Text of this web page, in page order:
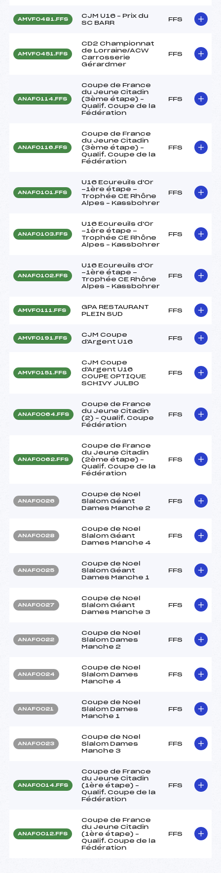
AMVF0481.FFS
CJM U16 – Prix du
SC BARR
FFS
AMVF0451.FFS
CD2 Championnat
de Lorraine/ACW
Carrosserie
Gérardmer
FFS
ANAF0114.FFS
Coupe de France
du Jeune Citadin
(3ème étape) –
Qualif. Coupe de la
Fédération
FFS
ANAF0116.FFS
Coupe de France
du Jeune Citadin
(3ème étape) –
Qualif. Coupe de la
Fédération
FFS
ANAF0101.FFS
U16 Ecureuils d'Or
-1ère étape -
Trophée CE Rhône
Alpes – Kassbohrer
FFS
ANAF0103.FFS
U16 Ecureuils d'Or
-1ère étape -
Trophée CE Rhône
Alpes – Kassbohrer
FFS
ANAF0102.FFS
U16 Ecureuils d'Or
-1ère étape -
Trophée CE Rhône
Alpes – Kassbohrer
FFS
AMVF0111.FFS
GPA RESTAURANT
PLEIN SUD
FFS
AMVF0191.FFS
CJM Coupe
d'Argent U16
FFS
AMVF0151.FFS
CJM Coupe
d'Argent U16
COUPE OPTIQUE
SCHIVY JULBO
FFS
ANAF0064.FFS
Coupe de France
du Jeune Citadin
(2) – Qualif. Coupe
Fédération
FFS
ANAF0062.FFS
Coupe de France
du Jeune Citadin
(2ème étape) –
Qualif. Coupe de la
Fédération
FFS
ANAF0026
Coupe de Noel
Slalom Géant
Dames Manche 2
FFS
ANAF0028
Coupe de Noel
Slalom Géant
Dames Manche 4
FFS
ANAF0025
Coupe de Noel
Slalom Géant
Dames Manche 1
FFS
ANAF0027
Coupe de Noel
Slalom Géant
Dames Manche 3
FFS
ANAF0022
Coupe de Noel
Slalom Dames
Manche 2
FFS
ANAF0024
Coupe de Noel
Slalom Dames
Manche 4
FFS
ANAF0021
Coupe de Noel
Slalom Dames
Manche 1
FFS
ANAF0023
Coupe de Noel
Slalom Dames
Manche 3
FFS
ANAF0014.FFS
Coupe de France
du Jeune Citadin
(1ère étape) –
Qualif. Coupe de la
Fédération
FFS
ANAF0012.FFS
Coupe de France
du Jeune Citadin
(1ère étape) –
Qualif. Coupe de la
Fédération
FFS